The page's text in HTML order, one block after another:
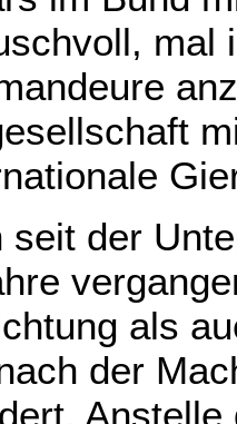
mal
seit der
als
der
Anstelle